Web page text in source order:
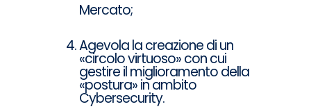
Mercato;
Agevola la creazione di un
«circolo virtuoso» con cui
gestire il miglioramento della
«postura» in ambito
Cybersecurity.